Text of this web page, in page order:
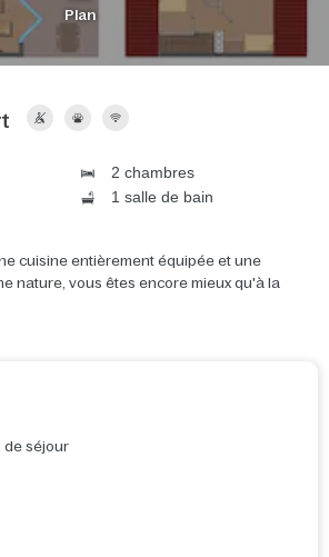
Plan
2 chambres
1 salle de bain
cuisine entièrement équipée et une
nature, vous êtes encore mieux qu'à la
de séjour